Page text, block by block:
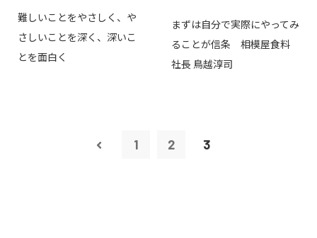
難しいことをやさしく、や
さしいことを深く、深いこ
とを面白く
まずは自分で実際にやってみ
ることが信条 相模屋食料
社長 鳥越淳司
1 2 3